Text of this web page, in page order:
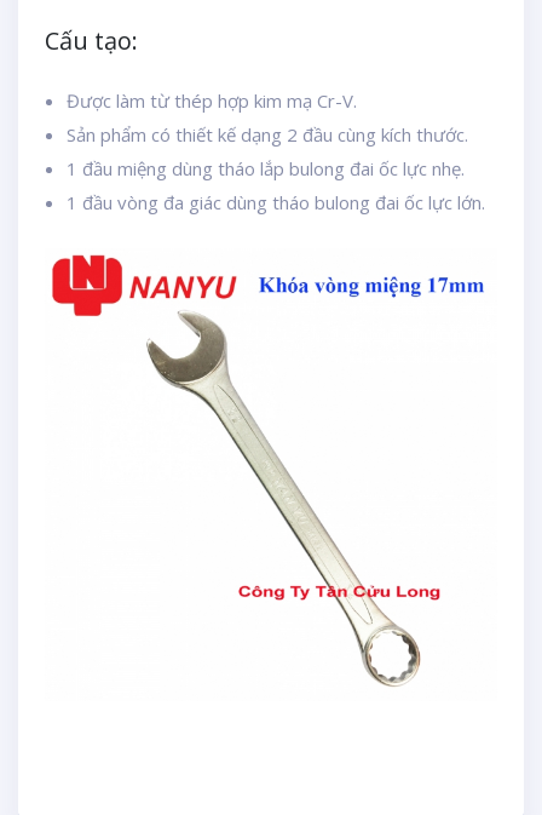
Cấu tạo:
Được làm từ thép hợp kim mạ Cr-V.
Sản phẩm có thiết kế dạng 2 đầu cùng kích thước.
1 đầu miệng dùng tháo lắp bulong đai ốc lực nhẹ.
1 đầu vòng đa giác dùng tháo bulong đai ốc lực lớn.